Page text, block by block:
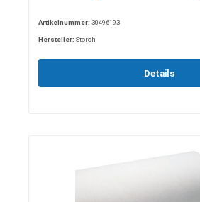
Artikelnummer: 30496193
Hersteller: Storch
Details